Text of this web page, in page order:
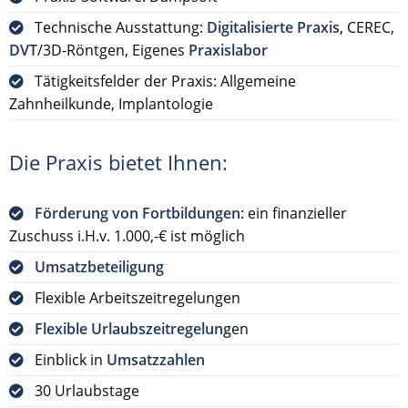
Technische Ausstattung: Digitalisierte Praxis, CEREC,
DVT/3D-Röntgen, Eigenes Praxislabor
Tätigkeitsfelder der Praxis: Allgemeine
Zahnheilkunde, Implantologie
Die Praxis bietet Ihnen:
Förderung von Fortbildungen: ein finanzieller
Zuschuss i.H.v. 1.000,-€ ist möglich
Umsatzbeteiligung
Flexible Arbeitszeitregelungen
Flexible Urlaubszeitregelungen
Einblick in Umsatzzahlen
30 Urlaubstage